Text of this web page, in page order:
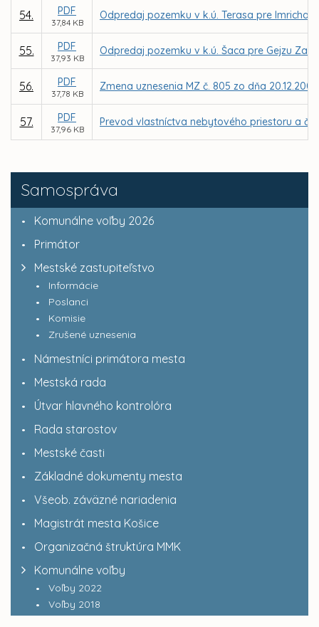
Samospráva
Komunálne voľby 2026
Primátor
Mestské zastupiteľstvo
Informácie
Poslanci
Komisie
Zrušené uznesenia
Námestníci primátora mesta
Mestská rada
Útvar hlavného kontrolóra
Rada starostov
Mestské časti
Základné dokumenty mesta
Všeob. záväzné nariadenia
Magistrát mesta Košice
Organizačná štruktúra MMK
Komunálne voľby
Voľby 2022
Voľby 2018
54. PDF
37,84 KB
Odpredaj pozemku v k.ú. Terasa pre Imricha
55. PDF
37,93 KB
Odpredaj pozemku v k.ú. Šaca pre Gejzu
56. PDF
37,78 KB
Zmena uznesenia MZ č. 805 zo dňa 20.12.2001
57. PDF
37,96 KB
Prevod vlastníctva nebytového priestoru a